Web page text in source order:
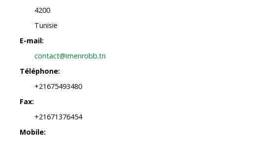
4200
Tunisie
E-mail:
contact@imenrobb.tn
Téléphone:
+21675493480
Fax:
+21671376454
Mobile: